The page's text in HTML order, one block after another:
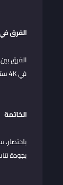
الفرق
الفرق
في 4K ستشعر وكأنك في الملعب، ترى تفاصيل اللاعبين، العشب، وحتى تعابير الوجه بدقة فائقة.
الخاتمة
بجودة